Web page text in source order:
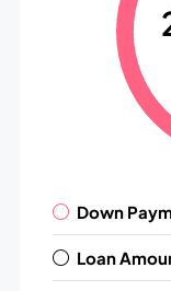
Down
Loan